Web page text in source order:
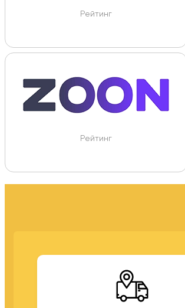
Рейтинг
Рейтинг